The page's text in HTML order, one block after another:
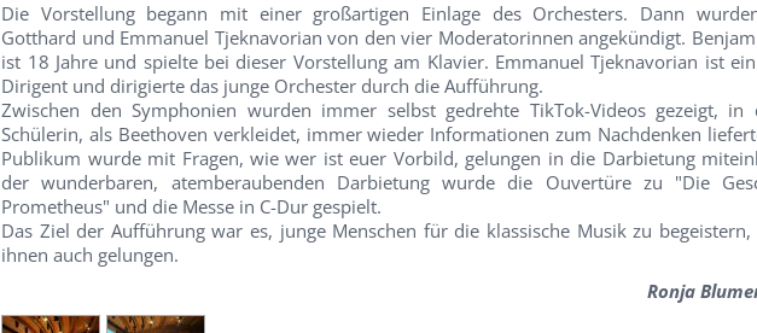
Die Vorstellung begann mit einer großartigen Einlage des Orchesters. Dann
Gotthard und Emmanuel Tjeknavorian von den vier Moderatorinnen angekündigt.
ist 18 Jahre und spielte bei dieser Vorstellung am Klavier. Emmanuel Tjeknavorian ist
Dirigent und dirigierte das junge Orchester durch die Aufführung.
Zwischen den Symphonien wurden immer selbst gedrehte TikTok-Videos gezeigt, in
Schülerin, als Beethoven verkleidet, immer wieder Informationen zum Nachdenken
Publikum wurde mit Fragen, wie wer ist euer Vorbild, gelungen in die Darbietung
der wunderbaren, atemberaubenden Darbietung wurde die Ouvertüre zu "Die
Prometheus" und die Messe in C-Dur gespielt.
Das Ziel der Aufführung war es, junge Menschen für die klassische Musik zu
ihnen auch gelungen.
Ronja